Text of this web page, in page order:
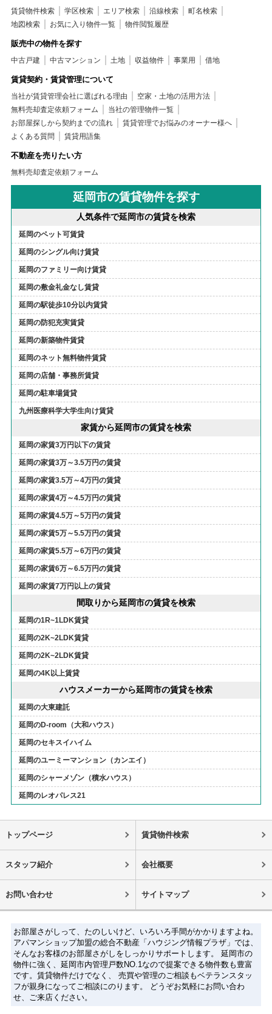
賃貸物件検索 学区検索 エリア検索 沿線検索
町名検索
地図検索
お気に入り物件一覧 物件閲覧履歴
販売中の物件を探す
中古戸建 中古マンション 土地 収益物件 事業用 借地
賃貸契約・賃貸管理について
当社が賃貸管理会社に選ばれる理由
空家・土地の活用方法
無料売却査定依頼フォーム
当社の管理物件一覧
お部屋探しから契約までの流れ
賃貸管理でお悩みのオーナー様へ
よくある質問
賃貸用語集
不動産を売りたい方
無料売却査定依頼フォーム
延岡市の賃貸物件を探す
人気条件で延岡市の賃貸を検索
延岡のペット可賃貸
延岡のシングル向け賃貸
延岡のファミリー向け賃貸
延岡の敷金礼金なし賃貸
延岡の駅徒歩10分以内賃貸
延岡の防犯充実賃貸
延岡の新築物件賃貸
延岡のネット無料物件賃貸
延岡の店舗・事務所賃貸
延岡の駐車場賃貸
九州医療科学大学生向け賃貸
家賃から延岡市の賃貸を検索
延岡の家賃3万円以下の賃貸
延岡の家賃3万～3.5万円の賃貸
延岡の家賃3.5万～4万円の賃貸
延岡の家賃4万～4.5万円の賃貸
延岡の家賃4.5万～5万円の賃貸
延岡の家賃5万～5.5万円の賃貸
延岡の家賃5.5万～6万円の賃貸
延岡の家賃6万～6.5万円の賃貸
延岡の家賃7万円以上の賃貸
間取りから延岡市の賃貸を検索
延岡の1R~1LDK賃貸
延岡の2K~2LDK賃貸
延岡の2K~2LDK賃貸
延岡の4K以上賃貸
ハウスメーカーから延岡市の賃貸を検索
延岡の大東建託
延岡のD-room（大和ハウス）
延岡のセキスイハイム
延岡のユーミーマンション（カンエイ）
延岡のシャーメゾン（積水ハウス）
延岡のレオパレス21
トップページ 賃貸物件検索
スタッフ紹介 会社概要
お問い合わせ サイトマップ
お部屋さがしって、たのしいけど、いろいろ手間がかかりますよね。
アパマンショップ加盟の総合不動産「ハウジング情報プラザ」では、
そんなお客様のお部屋さがしをしっかりサポートします。 延岡市の
物件に強く、延岡市内管理戸数NO.1なので提案できる物件数も豊富
です。賃貸物件だけでなく、 売買や管理のご相談もベテランスタッ
フが親身になってご相談にのります。 どうぞお気軽にお問い合わ
せ、ご来店ください。